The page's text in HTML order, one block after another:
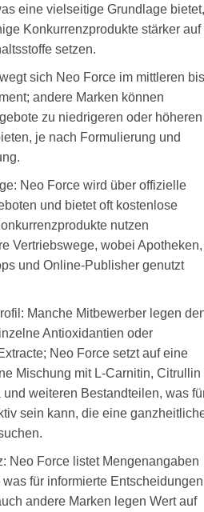
eine vielseitige Grundlage
Konkurrenzprodukte stärker auf
setzen.
sich Neo Force im mittleren
andere Marken können
zu niedrigeren oder höheren
je nach Formulierung und
Neo Force wird über offizielle
und bietet oft kostenlose
nutzen
Vertriebswege, wobei Apotheken,
und Online-Publisher genutzt
Manche Mitbewerber legen
Antioxidantien oder
Neo Force setzt auf eine
Mischung mit L-Carnitin, Citrullin
und weiteren Bestandteilen, was
sein kann, die eine
Neo Force listet Mengenangaben
was für informierte Entscheidungen
andere Marken legen Wert auf